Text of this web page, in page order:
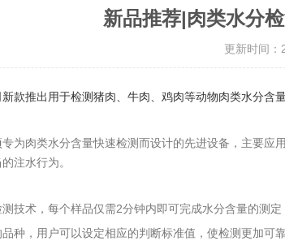
新品推荐|肉类水分
更新时间
款推出用于检测猪肉、牛肉、鸡肉等动物肉类水分含量
为肉类水分含量快速检测而设计的先进设备，主要
注水行为。
技术，每个样品仅需2分钟内即可完成水分含量的测定
种，用户可以设定相应的判断标准值，使检测更加可靠